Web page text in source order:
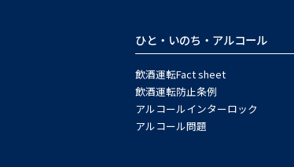
ひと・いのち・アルコール
飲酒運転Fact sheet
飲酒運転防止条例
アルコールインターロック
アルコール問題